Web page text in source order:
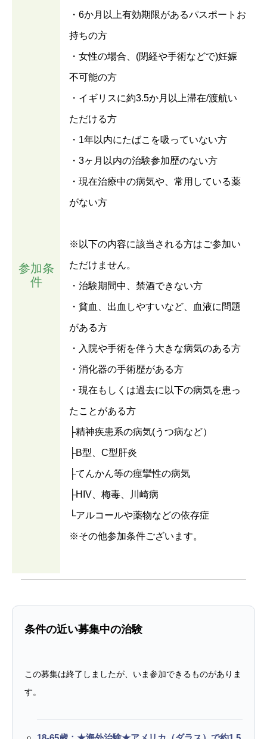
参加条
件
・6か月以上有効期限があるパスポートお
持ちの方
・女性の場合、(閉経や手術などで)妊娠
不可能の方
・イギリスに約3.5か月以上滞在/渡航い
ただける方
・1年以内にたばこを吸っていない方
・3ヶ月以内の治験参加歴のない方
・現在治療中の病気や、常用している薬
がない方
※以下の内容に該当される方はご参加い
ただけません。
・治験期間中、禁酒できない方
・貧血、出血しやすいなど、血液に問題
がある方
・入院や手術を伴う大きな病気のある方
・消化器の手術歴がある方
・現在もしくは過去に以下の病気を患っ
たことがある方
├精神疾患系の病気(うつ病など）
├B型、C型肝炎
├てんかん等の痙攣性の病気
├HIV、梅毒、川崎病
└アルコールや薬物などの依存症
※その他参加条件ございます。
条件の近い募集中の治験
この募集は終了しましたが、いま参加できるものがありま
す。